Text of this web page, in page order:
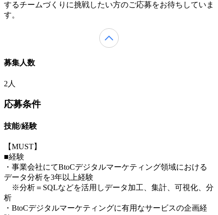
するチームづくりに挑戦したい方のご応募をお待ちしていま
す。
募集人数
2人
応募条件
技能/経験
【MUST】
■経験
・事業会社にてBtoCデジタルマーケティング領域における
データ分析を3年以上経験
※分析＝SQLなどを活用しデータ加工、集計、可視化、分
析
・BtoCデジタルマーケティングに有用なサービスの企画経